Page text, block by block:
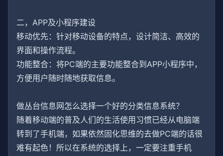
二，APP及小程序建设
移动优先：针对移动设备的特点，设计简洁、高效的
界面和操作流程。
功能整合：将PC端的主要功能整合到APP小程序中，
方便用户随时随地获取信息。
做丛台信息网怎么选择一个好的分类信息系统？
随着移动端的普及人们的生活使用习惯已经从电脑端
转到了手机端，如果依然固化思维的去做PC端的话很
难有起色！所以在系统的选择上，一定要注重手机